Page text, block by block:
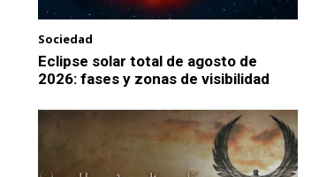
Sociedad
Eclipse solar total de agosto de
2026: fases y zonas de visibilidad